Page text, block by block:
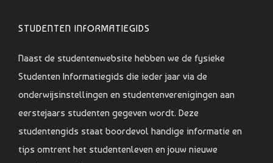
STUDENTEN INFORMATIEGIDS
Naast de studentenwebsite hebben we de fysieke
Studenten Informatiegids die ieder jaar via de
onderwijsinstellingen en studentenverenigingen aan
eerstejaars studenten gegeven wordt. Deze
studentengids staat boordevol handige informatie en
tips omtrent het studentenleven en jouw nieuwe